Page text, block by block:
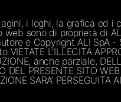
i loghi, la grafica ed i
web sono di proprietà di
e Copyright ALI SpA -
VIETATE L’ILLECITA
anche parziale,
DEL PRESENTE SITO WEB
SARA’ PERSEGUITA